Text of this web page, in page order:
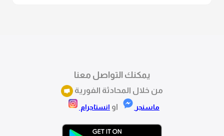
يمكنك التواصل معنا
من خلال المحادثة الفورية
ماسنجر او انستاجرام